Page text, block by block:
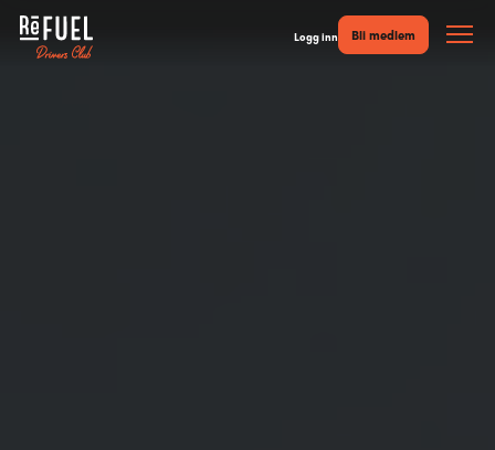
Logg inn Bli medlem